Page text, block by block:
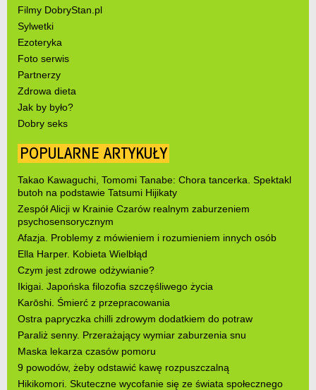
Filmy DobryStan.pl
Sylwetki
Ezoteryka
Foto serwis
Partnerzy
Zdrowa dieta
Jak by było?
Dobry seks
POPULARNE ARTYKUŁY
Takao Kawaguchi, Tomomi Tanabe: Chora tancerka. Spektakl
butoh na podstawie Tatsumi Hijikaty
Zespół Alicji w Krainie Czarów realnym zaburzeniem
psychosensorycznym
Afazja. Problemy z mówieniem i rozumieniem innych osób
Ella Harper. Kobieta Wielbłąd
Czym jest zdrowe odżywianie?
Ikigai. Japońska filozofia szczęśliwego życia
Karōshi. Śmierć z przepracowania
Ostra papryczka chilli zdrowym dodatkiem do potraw
Paraliż senny. Przerażający wymiar zaburzenia snu
Maska lekarza czasów pomoru
9 powodów, żeby odstawić kawę rozpuszczalną
Hikikomori. Skuteczne wycofanie się ze świata społecznego